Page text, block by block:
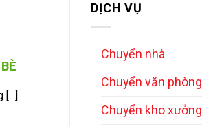
DỊCH VỤ
Chuyển nhà
Chuyển văn phòng
Chuyển kho xưởng